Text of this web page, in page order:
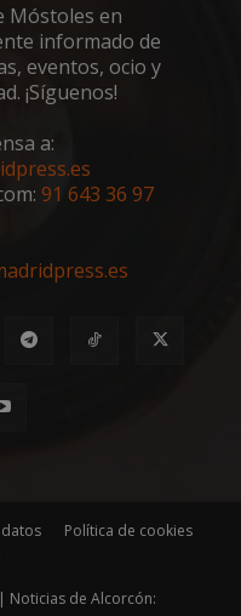
Móstoles en
informado de
eventos, ocio y
¡Síguenos!
a:
91 643 36 97
Política de cookies
| Noticias de Alcorcón:
YouTube
.youtube.com